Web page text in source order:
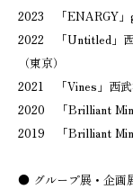
2023 「ENARGY」
2022 「Untitled」西
（東京）
2021 「Vines」西武
2020 「Brilliant
2019 「Brilliant
● グループ展・企画